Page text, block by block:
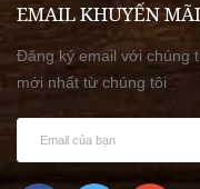
EMAIL KHUYẾN MÃI
Đăng ký email với chúng
mới nhất từ chúng tôi